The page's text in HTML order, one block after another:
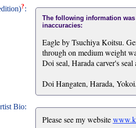
?:
The following information
inaccuracies:
Eagle by Tsuchiya Koitsu.
through on medium weight
Doi seal, Harada carver's
Doi Hangaten, Harada, Yokoi.
Bio:
Please see my website